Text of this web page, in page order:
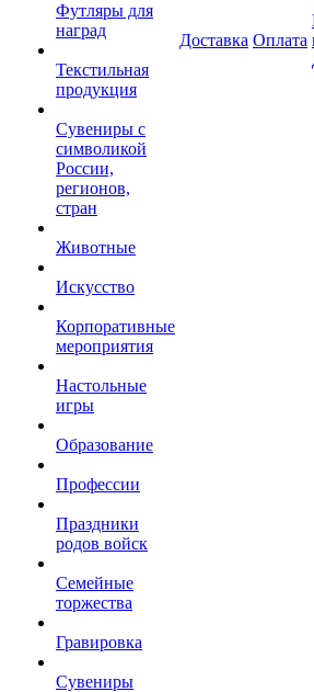
Футляры для
наград
Текстильная
продукция
Сувениры с
символикой
России,
регионов,
стран
Животные
Искусство
Корпоративные
мероприятия
Настольные
игры
Образование
Профессии
Праздники
родов войск
Семейные
торжества
Гравировка
Сувениры
Доставка Оплата